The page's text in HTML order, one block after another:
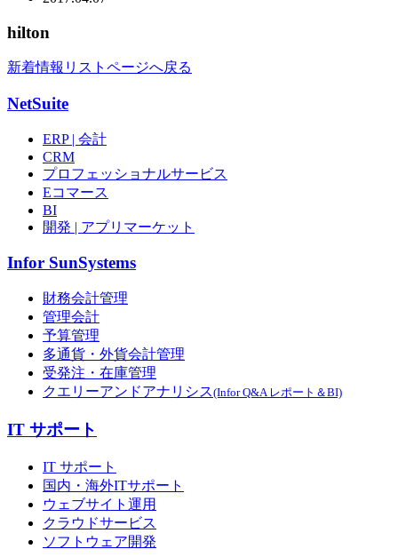
hilton
新着情報リストページへ戻る
NetSuite
ERP | 会計
CRM
プロフェッショナルサービス
Eコマース
BI
開発 | アプリマーケット
Infor SunSystems
財務会計管理
管理会計
予算管理
多通貨・外貨会計管理
受発注・在庫管理
クエリーアンドアナリシス(Infor Q&A レポート＆BI)
IT サポート
IT サポート
国内・海外ITサポート
ウェブサイト運用
クラウドサービス
ソフトウェア開発